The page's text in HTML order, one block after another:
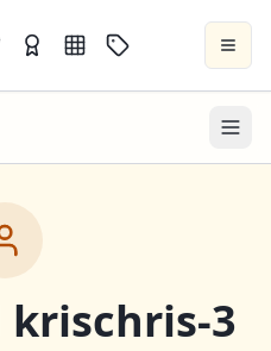
krischris-3